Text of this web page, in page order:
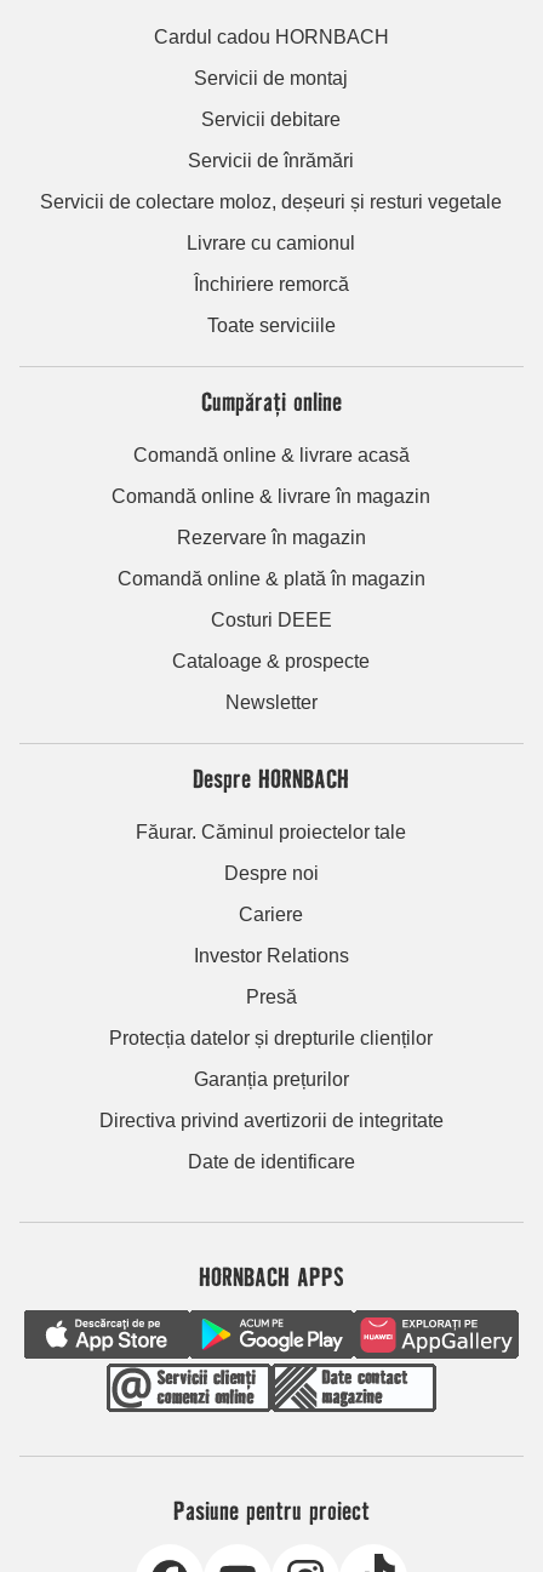
Cardul cadou HORNBACH
Servicii de montaj
Servicii debitare
Servicii de înrămări
Servicii de colectare moloz, deșeuri și resturi vegetale
Livrare cu camionul
Închiriere remorcă
Toate serviciile
Cumpărați online
Comandă online & livrare acasă
Comandă online & livrare în magazin
Rezervare în magazin
Comandă online & plată în magazin
Costuri DEEE
Cataloage & prospecte
Newsletter
Despre HORNBACH
Făurar. Căminul proiectelor tale
Despre noi
Cariere
Investor Relations
Presă
Protecția datelor și drepturile clienților
Garanția prețurilor
Directiva privind avertizorii de integritate
Date de identificare
HORNBACH APPS
Pasiune pentru proiect